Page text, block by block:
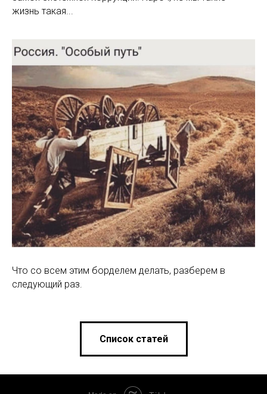
жизнь такая...
Что со всем этим борделем делать, разберем в
следующий раз.
Список статей